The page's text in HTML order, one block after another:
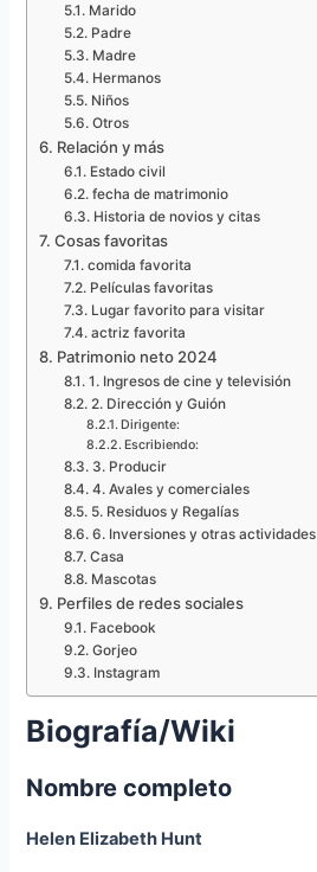
Marido
Padre
Madre
Hermanos
Niños
Otros
Relación y más
Estado civil
fecha de matrimonio
Historia de novios y citas
Cosas favoritas
comida favorita
Películas favoritas
Lugar favorito para visitar
actriz favorita
Patrimonio neto 2024
1. Ingresos de cine y televisión
2. Dirección y Guión
Dirigente:
Escribiendo:
3. Producir
4. Avales y comerciales
5. Residuos y Regalías
6. Inversiones y otras actividades
Casa
Mascotas
Perfiles de redes sociales
Facebook
Gorjeo
Instagram
Biografía/Wiki
Nombre completo
Helen Elizabeth Hunt